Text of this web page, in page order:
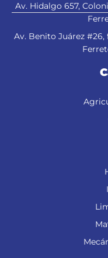
Av. Hidalgo 657,
Av. Benito Juárez